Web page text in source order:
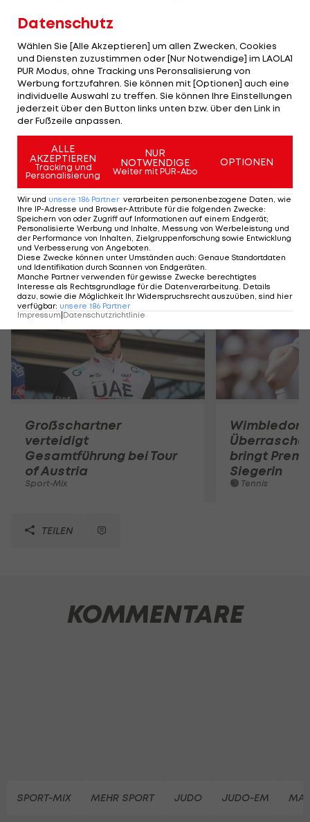
Mit Krssakovas Medaillengewinn geht die ÖJV-
Erfolgsserie bei Europameisterschaften weiter.
Seit 2013 gewann Judo Austria immer zumindest
eine Medaille. Den bisher letzten EM-Titel gab es
2011 in Istanbul durch Sabrina Filzmoser (-57 kg).
HIGHLIGHTS: LASK - SK Sturm Graz
Fußball - Frauen-Bundesliga
ADMIRAL
erzielt das Tor der
Hüttengaudi
Mehr zum Thema
Großschartner
verteidigt
Gesamtführung bei Tour
of Austria
Sport-Mix
Wimbledon:
bringt
Siegerin
Tennis
TEILEN
KOMMENTARE
SPORT-MIX MEHR SPORT JUDO JUDO-EM
Datenschutz
Wählen Sie [Alle Akzeptieren] um allen Zwecken, Cookies
und Diensten zuzustimmen oder [Nur Notwendige] im LAOLA1
PUR Modus, ohne Tracking uns Peronsalisierung von
Werbung fortzufahren. Sie können mit [Optionen] auch eine
individuelle Auswahl zu treffen. Sie können Ihre Einstellungen
jederzeit über den Button links unten bzw. über den Link in
der Fußzeile anpassen.
ALLE
AKZEPTIEREN
Tracking und
Personalisierung
NUR
NOTWENDIGE
Weiter mit PUR-Abo
OPTIONEN
Wir und unsere 186 Partner verarbeiten personenbezogene Daten, wie
Ihre IP-Adresse und Browser-Attribute für die folgenden Zwecke:
Speichern von oder Zugriff auf Informationen auf einem Endgerät;
Personalisierte Werbung und Inhalte, Messung von Werbeleistung und
der Performance von Inhalten, Zielgruppenforschung sowie Entwicklung
und Verbesserung von Angeboten.
Diese Zwecke können unter Umständen auch: Genaue Standortdaten
und Identifikation durch Scannen von Endgeräten.
Manche Partner verwenden für gewisse Zwecke berechtigtes
Interesse als Rechtsgrundlage für die Datenverarbeitung. Details
dazu, sowie die Möglichkeit Ihr Widerspruchsrecht auszuüben, sind hier
verfügbar: unsere 186 Partner
Impressum Datenschutzrichtlinie